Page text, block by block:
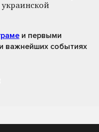
и первыми
важнейших событиях